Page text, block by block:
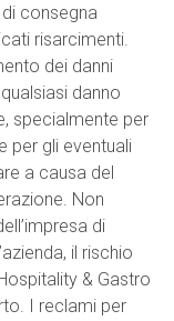
consegna
risarcimenti.
dei danni
danno
specialmente per
per gli eventuali
a causa del
Non
di
il rischio
& Gastro
I reclami per